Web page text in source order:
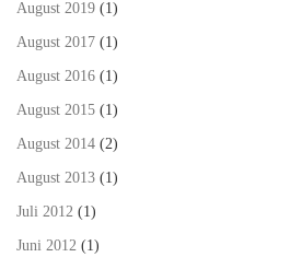
August 2019 (1)
August 2017 (1)
August 2016 (1)
August 2015 (1)
August 2014 (2)
August 2013 (1)
Juli 2012 (1)
Juni 2012 (1)